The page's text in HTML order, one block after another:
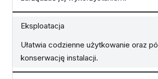
Eksploatacja
Ułatwia codzienne użytkowanie oraz
konserwację instalacji.